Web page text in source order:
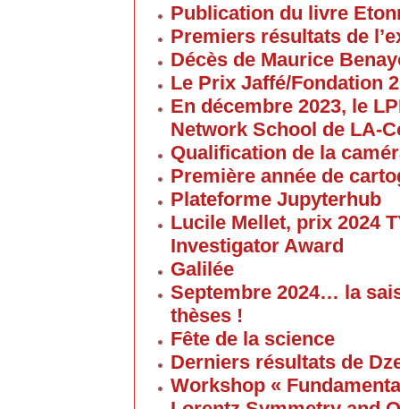
Publication du livre
Premiers résultats de
Décès de Maurice
Le Prix Jaffé/Fondation
En décembre 2023, le
Network School de LA-
Qualification de la
Première année de
Plateforme Jupyterhub
Lucile Mellet, prix 2024
Investigator Award
Galilée
Septembre 2024… la
thèses !
Fête de la science
Derniers résultats de
Workshop «